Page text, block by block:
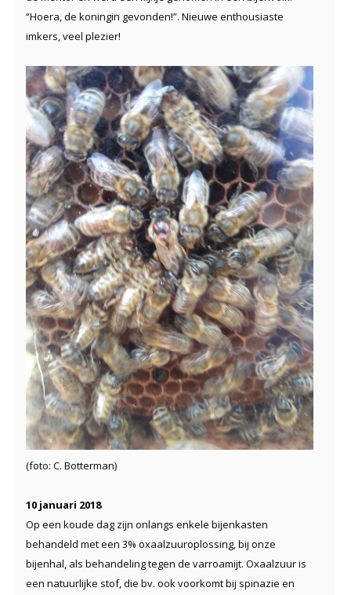
“Hoera, de koningin gevonden!”. Nieuwe enthousiaste
imkers, veel plezier!
(foto: C. Botterman)
10 januari 2018
Op een koude dag zijn onlangs enkele bijenkasten
behandeld met een 3% oxaalzuuroplossing, bij onze
bijenhal, als behandeling tegen de varroamijt. Oxaalzuur is
een natuurlijke stof, die bv. ook voorkomt bij spinazie en